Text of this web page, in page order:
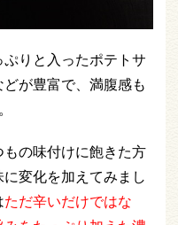
りと入ったポテトサ
が豊富で、満腹感も
の味付けに飽きた方
に変化を加えてみまし
ただ辛いだけではな